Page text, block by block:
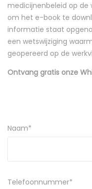
medicijnenbeleid op de
om het e-book te
informatie staat
een wetswijziging
geopereerd op de
Ontvang gratis onze
Naam*
Telefoonnummer*